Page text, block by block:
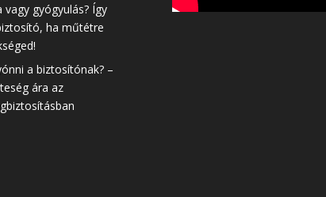
vagy gyógyulás? Így
ha műtétre
a biztosítónak? –
ára az